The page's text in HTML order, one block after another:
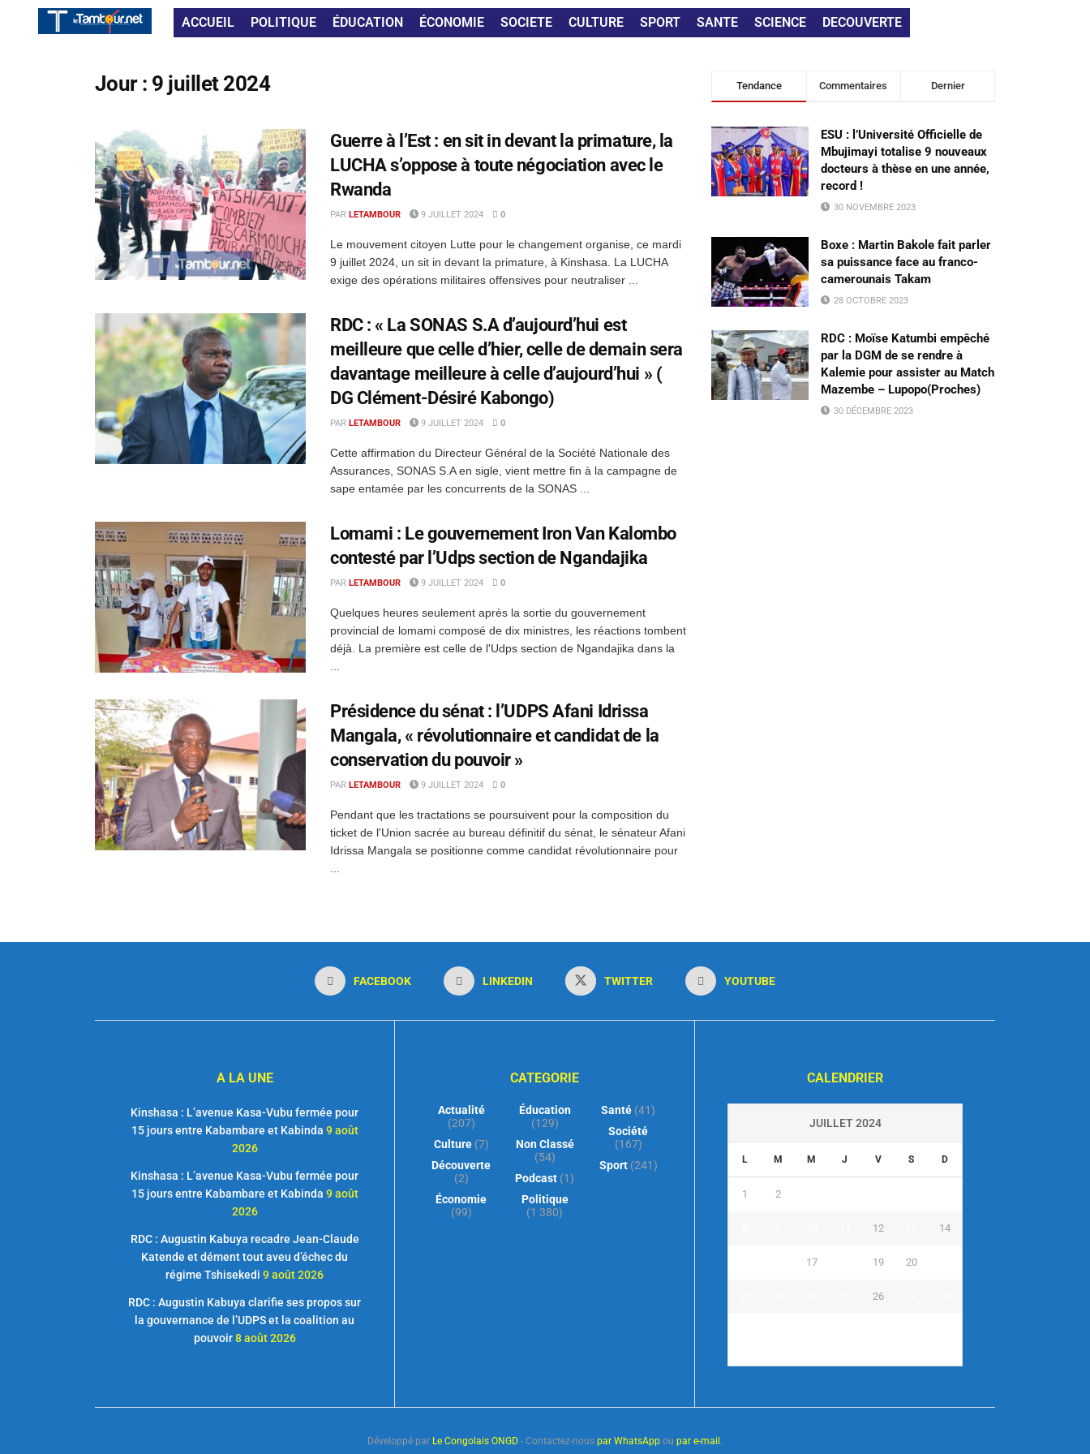
ACCUEIL POLITIQUE ÉDUCATION ÉCONOMIE SOCIETE CULTURE SPORT SANTE SCIENCE DECOUVERTE
Jour : 9 juillet 2024
Guerre à l’Est : en sit in devant la primature, la
LUCHA s’oppose à toute négociation avec le
Rwanda
PAR LETAMBOUR 9 JUILLET 2024 0
Le mouvement citoyen Lutte pour le changement organise, ce mardi
9 juillet 2024, un sit in devant la primature, à Kinshasa. La LUCHA
exige des opérations militaires offensives pour neutraliser ...
RDC : « La SONAS S.A d’aujourd’hui est
meilleure que celle d’hier, celle de demain sera
davantage meilleure à celle d’aujourd’hui » (
DG Clément-Désiré Kabongo)
PAR LETAMBOUR 9 JUILLET 2024 0
Cette affirmation du Directeur Général de la Société Nationale des
Assurances, SONAS S.A en sigle, vient mettre fin à la campagne de
sape entamée par les concurrents de la SONAS ...
Lomami : Le gouvernement Iron Van Kalombo
contesté par l’Udps section de Ngandajika
PAR LETAMBOUR 9 JUILLET 2024 0
Quelques heures seulement après la sortie du gouvernement
provincial de lomami composé de dix ministres, les réactions tombent
déjà. La première est celle de l'Udps section de Ngandajika dans la
Présidence du sénat : l’UDPS Afani Idrissa
Mangala, « révolutionnaire et candidat de la
conservation du pouvoir »
PAR LETAMBOUR 9 JUILLET 2024 0
Pendant que les tractations se poursuivent pour la composition du
ticket de l'Union sacrée au bureau définitif du sénat, le sénateur Afani
Idrissa Mangala se positionne comme candidat révolutionnaire pour
Tendance Commentaires Dernier
ESU : l’Université Officielle de
Mbujimayi totalise 9 nouveaux
docteurs à thèse en une année,
record !
30 NOVEMBRE 2023
Boxe : Martin Bakole fait parler
sa puissance face au franco-
camerounais Takam
28 OCTOBRE 2023
RDC : Moïse Katumbi empêché
par la DGM de se rendre à
Kalemie pour assister au Match
Mazembe – Lupopo(Proches)
30 DÉCEMBRE 2023
FACEBOOK LINKEDIN TWITTER YOUTUBE
A LA UNE
Kinshasa : L’avenue Kasa-Vubu fermée pour
15 jours entre Kabambare et Kabinda 9 août
2026
Kinshasa : L’avenue Kasa-Vubu fermée pour
15 jours entre Kabambare et Kabinda 9 août
2026
RDC : Augustin Kabuya recadre Jean-Claude
Katende et dément tout aveu d’échec du
régime Tshisekedi 9 août 2026
RDC : Augustin Kabuya clarifie ses propos sur
la gouvernance de l’UDPS et la coalition au
pouvoir 8 août 2026
CATEGORIE
Actualité
(207)
Culture(7)
Découverte
(2)
Économie
(99)
Éducation
(129)
Non Classé
(54)
Podcast (1)
Politique
(1 380)
Santé (41)
Société
(167)
Sport(241)
CALENDRIER
JUILLET 2024
L M M J V S D
1 2
12 14
17 19 20
26
Développé par Le Congolais ONGD - Contactez-nous par WhatsApp ou par e-mail .